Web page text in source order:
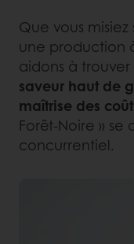
Que vous
une production
aidons à
saveur haut de
maîtrise des
Forêt-Noire »
concurrentiel.